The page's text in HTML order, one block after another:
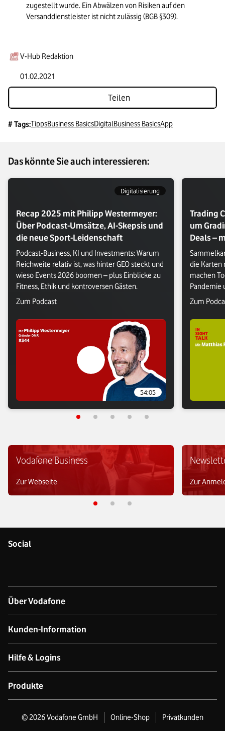
zugestellt wurde. Ein Abwälzen von Risiken auf den
Versanddienstleister ist nicht zulässig (BGB §309).
V-Hub Redaktion
01.02.2021
Teilen
# Tags:TippsBusiness BasicsDigitalBusiness BasicsApp
Das könnte Sie auch interessieren:
Digitalisierung
Recap 2025 mit Philipp Westermeyer:
Über Podcast-Umsätze, AI-Skepsis und
die neue Sport-Leidenschaft
Podcast-Business, KI und Investments: Warum
Reichweite relativ ist, was hinter GEO steckt und
wieso Events 2026 boomen – plus Einblicke zu
Fitness, Ethik und kontroversen Gästen.
Verlasse Vodafone Webseite: Zum Podcast
Zum Podcast
54:05
Trading
um
Deals –
die Karten
machen
Pandemie
besten
Verlasse
Zum
Vodafone Business
Zur Webseite Zur
Social
Über Vodafone
Über das Unternehmen
Netzabdeckung Mobilfunk
Nachhaltigkeit
Kunden-Information
Kontakt für Geschäftskund:innen
Datenschutz
Hilfe & Logins
Produkt- & technischer Support
Produkte
©2026Vodafone GmbH Online-Shop Privatkunden